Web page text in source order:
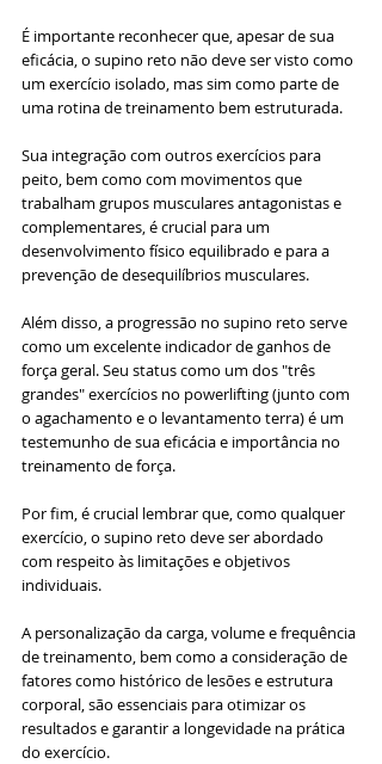
É importante reconhecer que, apesar de sua
eficácia, o supino reto não deve ser visto como
um exercício isolado, mas sim como parte de
uma rotina de treinamento bem estruturada.
Sua integração com outros exercícios para
peito, bem como com movimentos que
trabalham grupos musculares antagonistas e
complementares, é crucial para um
desenvolvimento físico equilibrado e para a
prevenção de desequilíbrios musculares.
Além disso, a progressão no supino reto serve
como um excelente indicador de ganhos de
força geral. Seu status como um dos "três
grandes" exercícios no powerlifting (junto com
o agachamento e o levantamento terra) é um
testemunho de sua eficácia e importância no
treinamento de força.
Por fim, é crucial lembrar que, como qualquer
exercício, o supino reto deve ser abordado
com respeito às limitações e objetivos
individuais.
A personalização da carga, volume e frequência
de treinamento, bem como a consideração de
fatores como histórico de lesões e estrutura
corporal, são essenciais para otimizar os
resultados e garantir a longevidade na prática
do exercício.